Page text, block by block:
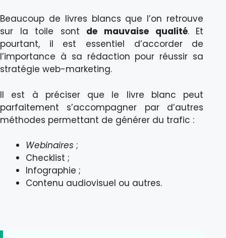
Beaucoup de livres blancs que l’on retrouve
sur la toile sont de mauvaise qualité. Et
pourtant, il est essentiel d’accorder de
l’importance à sa rédaction pour réussir sa
stratégie web-marketing.
Il est à préciser que le livre blanc peut
parfaitement s’accompagner par d’autres
méthodes permettant de générer du trafic :
Webinaires ;
Checklist ;
Infographie ;
Contenu audiovisuel ou autres.